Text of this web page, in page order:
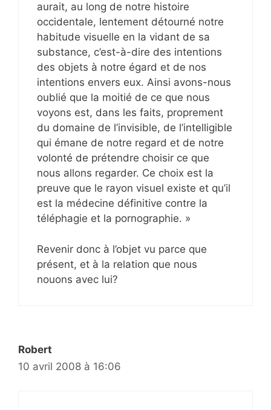
aurait, au long de notre histoire
occidentale, lentement détourné notre
habitude visuelle en la vidant de sa
substance, c’est-à-dire des intentions
des objets à notre égard et de nos
intentions envers eux. Ainsi avons-nous
oublié que la moitié de ce que nous
voyons est, dans les faits, proprement
du domaine de l’invisible, de l’intelligible
qui émane de notre regard et de notre
volonté de prétendre choisir ce que
nous allons regarder. Ce choix est la
preuve que le rayon visuel existe et qu’il
est la médecine définitive contre la
téléphagie et la pornographie. »
Revenir donc à l’objet vu parce que
présent, et à la relation que nous
nouons avec lui?
Robert
10 avril 2008 à 16:06